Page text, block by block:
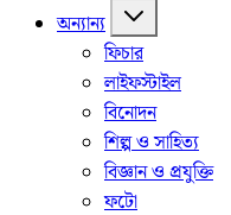
অন্যান্য
ফিচার
লাইফস্টাইল
বিনোদন
শিল্প ও সাহিত্য
বিজ্ঞান ও প্রযুক্তি
ফটো